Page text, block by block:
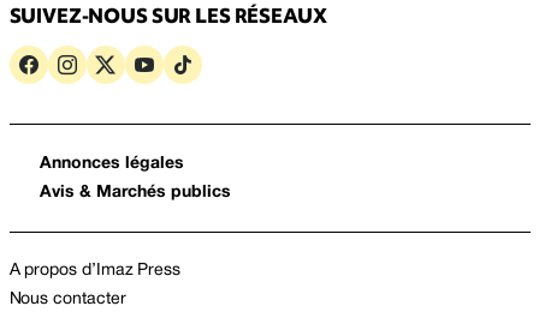
SUIVEZ-NOUS SUR LES RÉSEAUX
Annonces légales
Avis & Marchés publics
A propos d’Imaz Press
Nous contacter